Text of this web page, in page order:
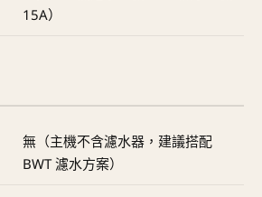
15A）
無（主機不含濾水器，建議搭配
BWT 濾水方案）